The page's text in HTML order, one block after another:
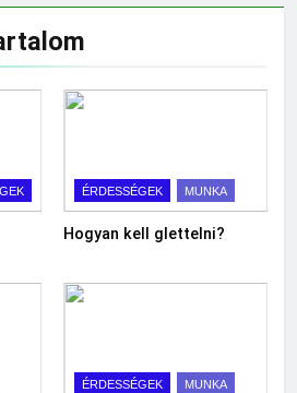
ÉRDESSÉGEK MUNKA
Hogyan kell glettelni?
ÉRDESSÉGEK MUNKA